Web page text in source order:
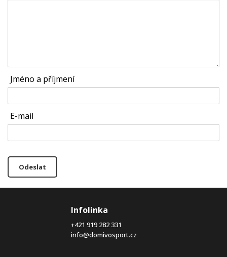
Jméno a příjmení
E-mail
Odeslat
Infolinka
+421 919 282 331
info@domivosport.cz